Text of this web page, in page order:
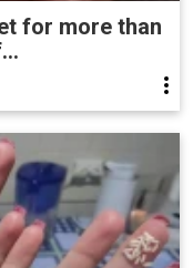
for more than